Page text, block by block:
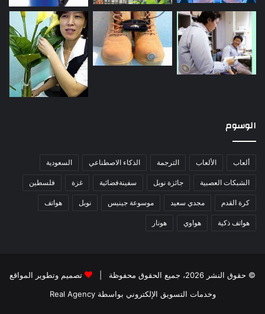
الوسوم
ألعاب الألعاب الترجمة الذكاء الاصطناعي السعودية
الشبكات العصبية جائزة نوبل سفينةفضائية غزة فلسطين
كرة القدم مجدي سعيد موسوعة جينيس نوبل هواتف
هواتف ذكية هواوي هونار
© حقوق النشر 2026، جميع الحقوق محفوظة |
تصميم وتطوير المواقع
وخدمات التسويق الإلكتروني بواسطة Real Agency